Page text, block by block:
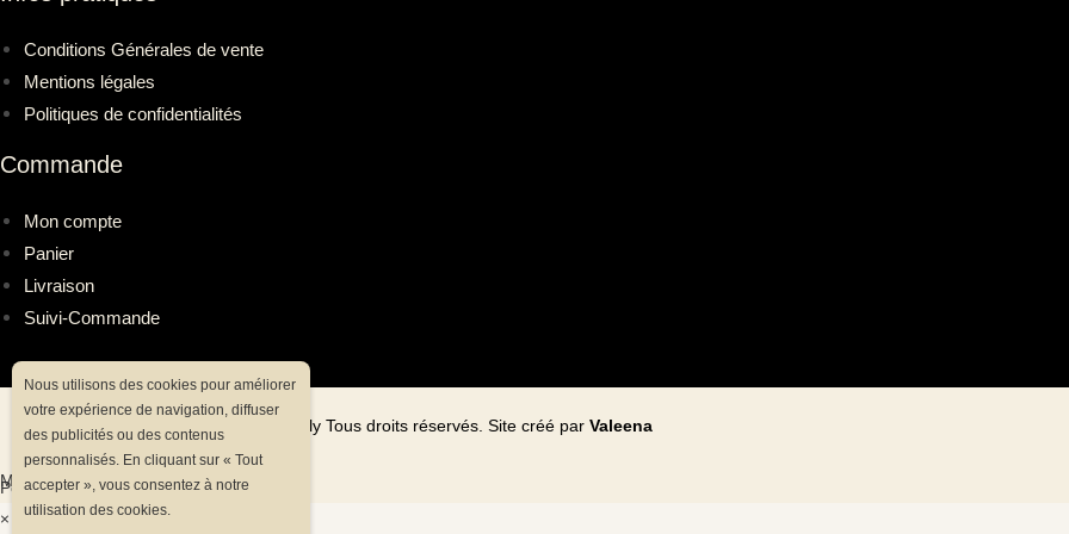
Nous utilisons des cookies pour améliorer
votre expérience de navigation, diffuser
des publicités ou des contenus
personnalisés. En cliquant sur « Tout
accepter », vous consentez à notre
utilisation des cookies.
Conditions Générales de vente
Mentions légales
Politiques de confidentialités
Commande
Mon compte
Panier
Livraison
Suivi-Commande
© 2026 pechemouchefly Tous droits réservés. Site créé par Valeena
Mentions légales
Politiques de confidentialités
×